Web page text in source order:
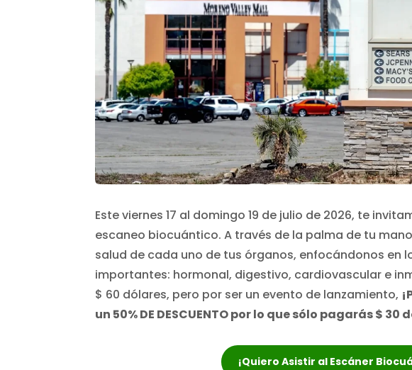
Este viernes 17 al domingo 19 de julio de 2026, te
escaneo biocuántico. A través de la palma de tu
salud de cada uno de tus órganos, enfocándonos en
importantes: hormonal, digestivo, cardiovascular e
$ 60 dólares, pero por ser un evento de lanzamiento,
un 50% DE DESCUENTO por lo que sólo pagarás $ 30
¡Quiero Asistir al Escáner